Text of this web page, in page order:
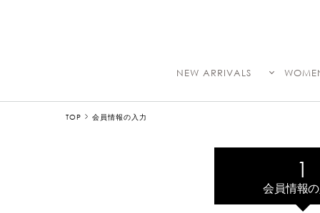
NEW ARRIVALS
TOP 会員情報の入力
会員情報